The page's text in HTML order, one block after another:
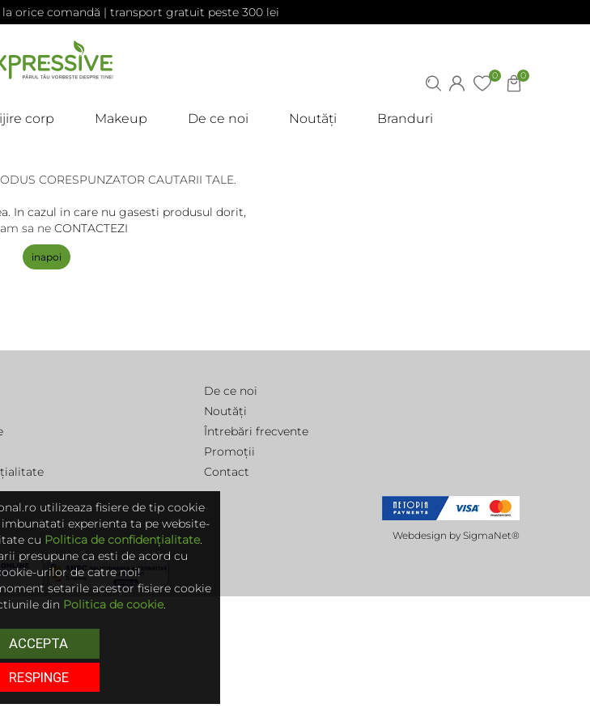
orice comandă | transport gratuit peste 300 lei
0
0
corp Makeup De ce noi Noutăți Branduri
CORESPUNZATOR CAUTARII TALE.
In cazul in care nu gasesti produsul dorit,
sa ne CONTACTEZI
inapoi
De ce noi
Noutăți
Întrebări frecvente
Promoții
Contact
Webdesign by SigmaNet®
utilizeaza fisiere de tip cookie
experienta ta pe website-
cu Politica de confidențialitate.
presupune ca esti de acord cu
urilor de catre noi!
setarile acestor fisiere cookie
din Politica de cookie.
ACCEPTA
RESPINGE